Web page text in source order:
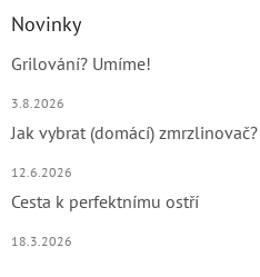
Novinky
Grilování? Umíme!
3.8.2026
Jak vybrat (domácí) zmrzlinovač?
12.6.2026
Cesta k perfektnímu ostří
18.3.2026